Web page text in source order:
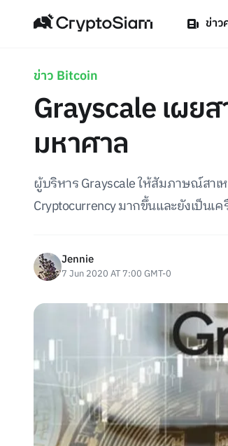
ข่าว
ข่าว Bitcoin
Grayscale เผย
มหาศาล
ผู้บริหาร Grayscale ให้สัมภาษณ์สา
Cryptocurrency มากขึ้นและยังเป็น
Jennie
7 Jun 2020 AT 7:00 GMT-0